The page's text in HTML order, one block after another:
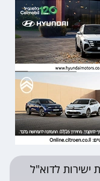
ישירות לדוא"ל